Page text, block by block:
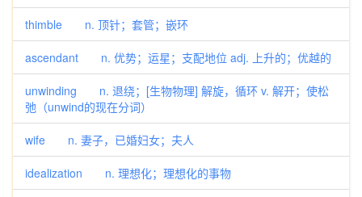
thimble n. 顶针；套管；嵌环
ascendant n. 优势；运星；支配地位 adj. 上升的；优越的
unwinding n. 退绕；[生物物理] 解旋，循环 v. 解开；使松
弛（unwind的现在分词）
wife n. 妻子，已婚妇女；夫人
idealization n. 理想化；理想化的事物